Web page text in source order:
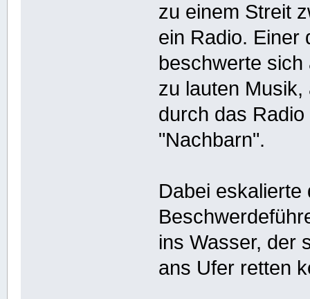
zu einem Streit
ein Radio. Einer
beschwerte
zu lauten Musik,
durch das
"Nachbarn".
Dabei eskalierte
ins Wasser, der
ans Ufer retten